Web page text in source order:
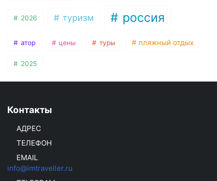
2026 туризм россия
атор цены туры пляжный отдых
2025
Контакты
АДРЕС
ТЕЛЕФОН
EMAIL
info@imtraveller.ru